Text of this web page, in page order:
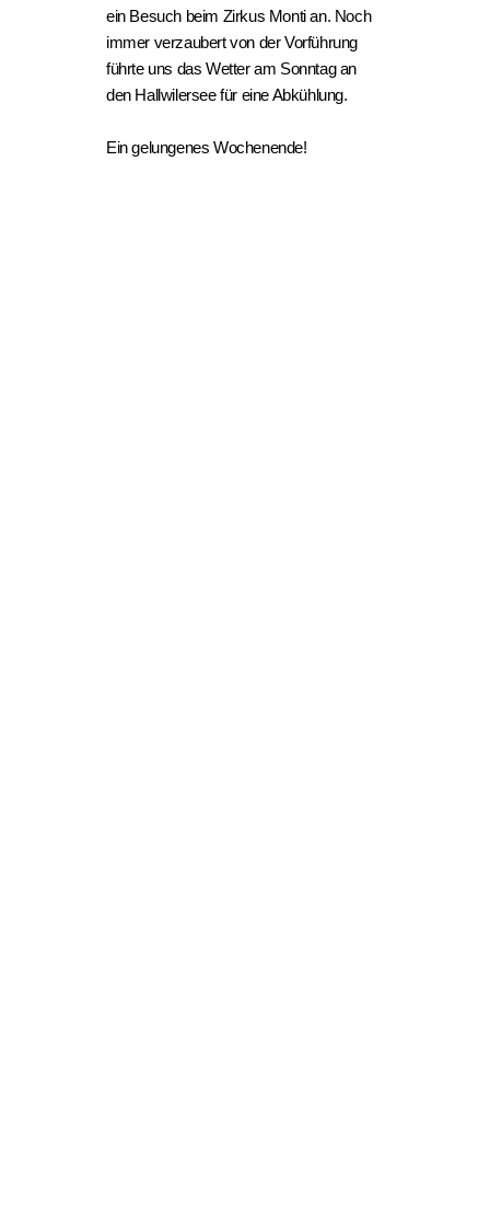
ein Besuch beim Zirkus Monti an. Noch
immer verzaubert von der Vorführung
führte uns das Wetter am Sonntag an
den Hallwilersee für eine Abkühlung.
Ein gelungenes Wochenende!